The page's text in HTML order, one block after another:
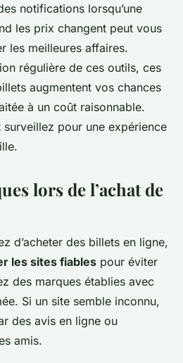
notifications lorsqu’une
les prix changent peut vous
les meilleures affaires.
régulière de ces outils, ces
augmentent vos chances
à un coût raisonnable.
pour une expérience
lors de l’achat de
d’acheter des billets en ligne,
les sites fiables pour éviter
des marques établies avec
Si un site semble inconnu,
des avis en ligne ou
amis.